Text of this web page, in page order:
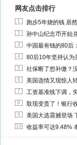
网友点击排行
1 跑步5年烧的钱 居
2 孙中山纪念币开始
3 中国最有钱的80后
4 80后10年坚持认为
5 社保断了想补缴？
6 美国选情又现惊人
7 工资基准线下调，
8 取现变贵了！银行
9 美国大选震撼登场
10 收益率可达9.48%